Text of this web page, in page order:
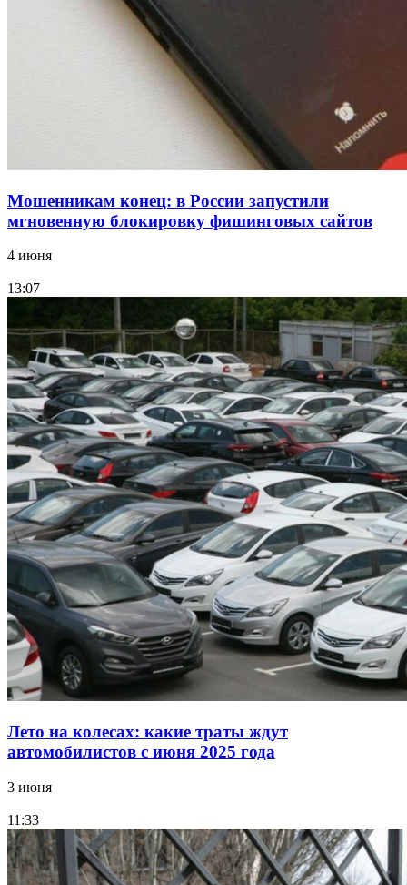
Сладкий праздник в Волгограде: в Центральном
парке прошёл фестиваль „Арбузный переполох“
Мошенникам конец: в России запустили
мгновенную блокировку фишинговых сайтов
4 июня
13:07
Лето на колесах: какие траты ждут
автомобилистов с июня 2025 года
3 июня
11:33